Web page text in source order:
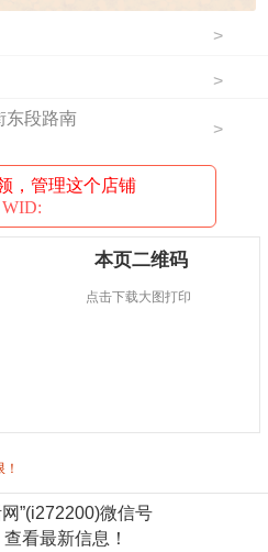
>
>
东段路南
>
，管理这个店铺
WID:
本页二维码
点击下载大图打印
”(i272200)微信号
看最新信息！